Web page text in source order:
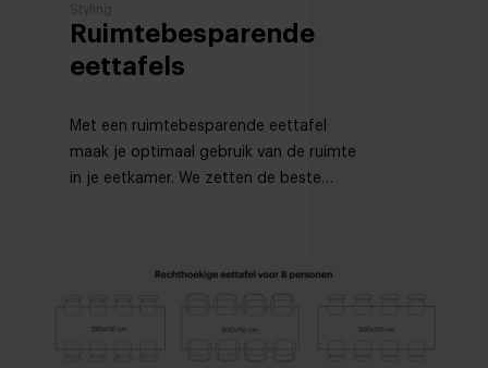
Styling
Ruimtebesparende
eettafels
Met een ruimtebesparende eettafel
maak je optimaal gebruik van de ruimte
in je eetkamer. We zetten de beste